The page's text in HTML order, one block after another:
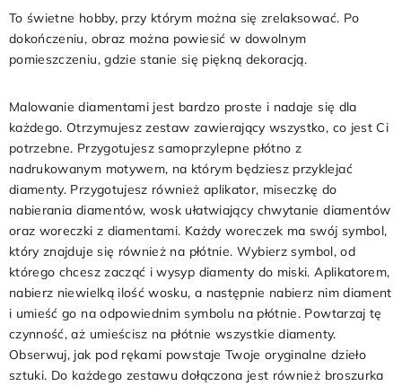
To świetne hobby, przy którym można się zrelaksować. Po
dokończeniu, obraz można powiesić w dowolnym
pomieszczeniu, gdzie stanie się piękną dekoracją.
Malowanie diamentami jest bardzo proste i nadaje się dla
każdego. Otrzymujesz zestaw zawierający wszystko, co jest Ci
potrzebne. Przygotujesz samoprzylepne płótno z
nadrukowanym motywem, na którym będziesz przyklejać
diamenty. Przygotujesz również aplikator, miseczkę do
nabierania diamentów, wosk ułatwiający chwytanie diamentów
oraz woreczki z diamentami. Każdy woreczek ma swój symbol,
który znajduje się również na płótnie. Wybierz symbol, od
którego chcesz zacząć i wysyp diamenty do miski. Aplikatorem,
nabierz niewielką ilość wosku, a następnie nabierz nim diament
i umieść go na odpowiednim symbolu na płótnie. Powtarzaj tę
czynność, aż umieścisz na płótnie wszystkie diamenty.
Obserwuj, jak pod rękami powstaje Twoje oryginalne dzieło
sztuki. Do każdego zestawu dołączona jest również broszurka